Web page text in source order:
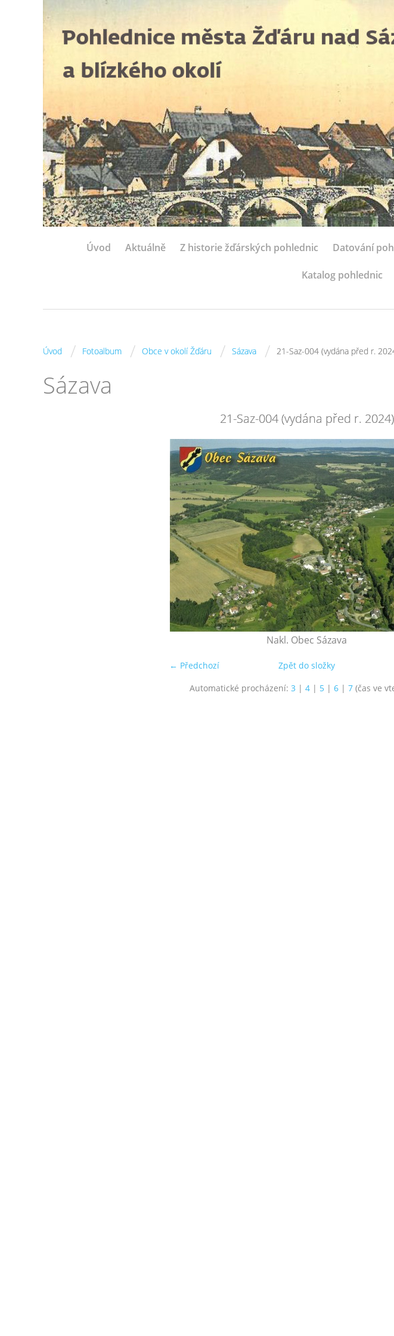
Úvod Aktuálně Z historie žďárských pohlednic Datování
Katalog pohlednic
Úvod / Fotoalbum / Obce v okolí Žďáru / Sázava / 21-Saz-004 (vydána před r.
Sázava
21-Saz-004 (vydána před r. 2024)
Nakl. Obec Sázava
← Předchozí
Zpět do složky
Automatické procházení: 3 | 4| 5| 6| 7(čas ve